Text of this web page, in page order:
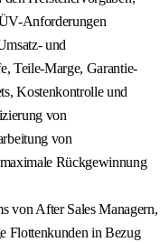
Anforderungen
und
Teile-Marge, Garantie-
Kostenkontrolle und
von
von
Rückgewinnung
von After Sales Managern,
Flottenkunden in Bezug